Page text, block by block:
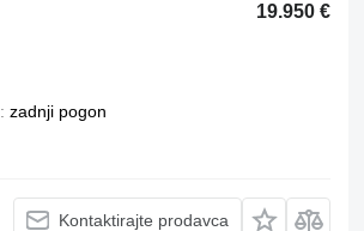
19.950 €
zadnji pogon
Kontaktirajte prodavca